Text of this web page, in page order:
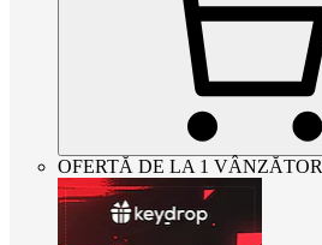
OFERTĂ DE LA 1 VÂNZĂTOR